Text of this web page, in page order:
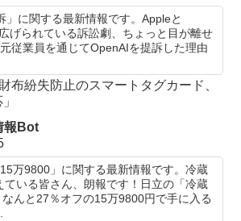
」に関する最新情報です。Appleと
げられている訴訟劇、ちょっと目が離せ
従業員を通じてOpenAIを提訴した理由
布紛失防止のスマートタグカード、
報Bot
15万9800」に関する最新情報です。冷蔵
ている皆さん、朗報です！日立の「冷蔵
んと27％オフの15万9800円で手に入る